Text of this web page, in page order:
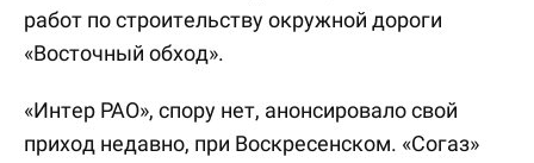
работ по строительству окружной дороги
«Восточный обход».
«Интер РАО», спору нет, анонсировало свой
приход недавно, при Воскресенском. «Согаз»